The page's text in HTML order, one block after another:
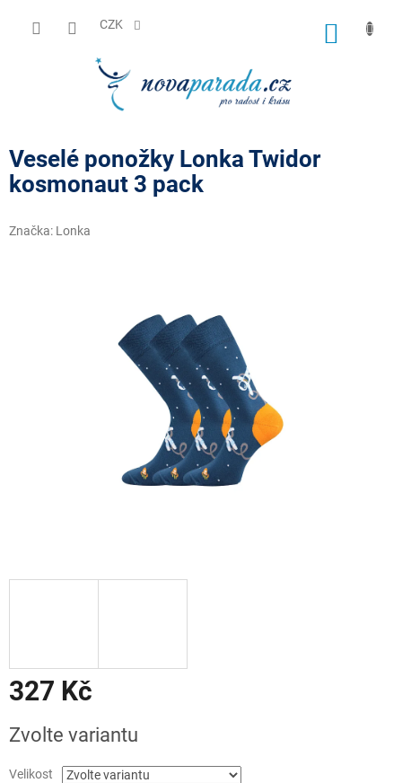
CZK
Veselé ponožky Lonka Twidor
kosmonaut 3 pack
Značka: Lonka
327 Kč
cena:
Zvolte variantu
Velikost